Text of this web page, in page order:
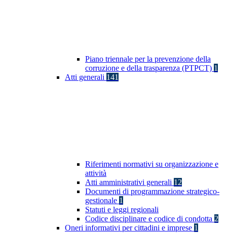
Piano triennale per la prevenzione della
corruzione e della trasparenza (PTPCT) 1
Atti generali 141
Riferimenti normativi su organizzazione e
attività
Atti amministrativi generali 12
Documenti di programmazione strategico-
gestionale 1
Statuti e leggi regionali
Codice disciplinare e codice di condotta 2
Oneri informativi per cittadini e imprese 1